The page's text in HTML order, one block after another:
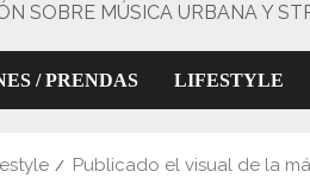
SOBRE MÚSICA URBANA Y
/ PRENDAS LIFESTYLE
Publicado el visual de la